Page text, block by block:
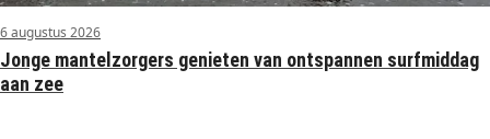
6 augustus 2026
Jonge mantelzorgers genieten van ontspannen surfmiddag
aan zee